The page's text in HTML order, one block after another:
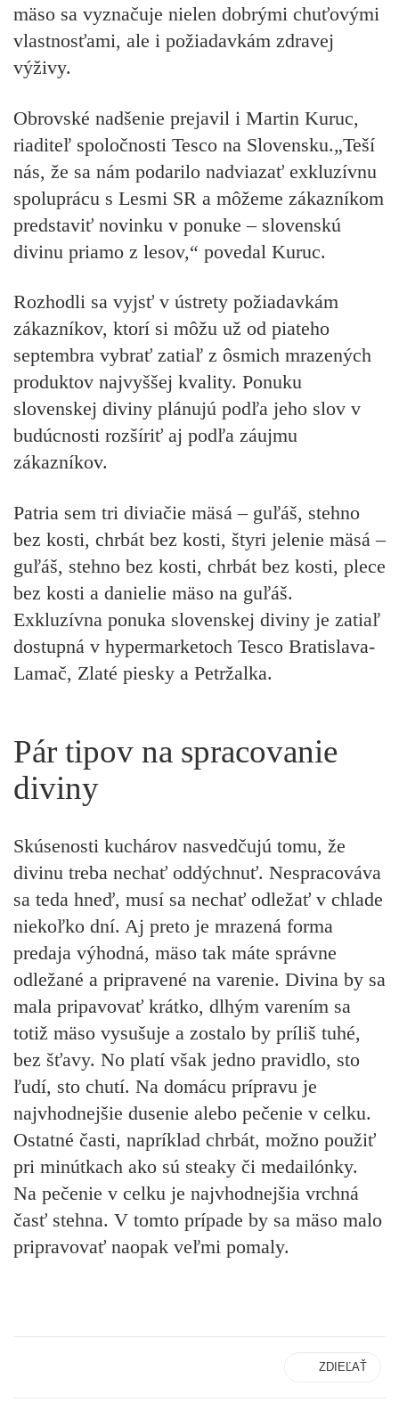
mäso sa vyznačuje nielen dobrými chuťovými
vlastnosťami, ale i požiadavkám zdravej
výživy.
Obrovské nadšenie prejavil i Martin Kuruc,
riaditeľ spoločnosti Tesco na Slovensku.„Teší
nás, že sa nám podarilo nadviazať exkluzívnu
spoluprácu s Lesmi SR a môžeme zákazníkom
predstaviť novinku v ponuke – slovenskú
divinu priamo z lesov,“ povedal Kuruc.
Rozhodli sa vyjsť v ústrety požiadavkám
zákazníkov, ktorí si môžu už od piateho
septembra vybrať zatiaľ z ôsmich mrazených
produktov najvyššej kvality. Ponuku
slovenskej diviny plánujú podľa jeho slov v
budúcnosti rozšíriť aj podľa záujmu
zákazníkov.
Patria sem tri diviačie mäsá – guľáš, stehno
bez kosti, chrbát bez kosti, štyri jelenie mäsá –
guľáš, stehno bez kosti, chrbát bez kosti, plece
bez kosti a danielie mäso na guľáš.
Exkluzívna ponuka slovenskej diviny je zatiaľ
dostupná v hypermarketoch Tesco Bratislava-
Lamač, Zlaté piesky a Petržalka.
Pár tipov na spracovanie
diviny
Skúsenosti kuchárov nasvedčujú tomu, že
divinu treba nechať oddýchnuť. Nespracováva
sa teda hneď, musí sa nechať odležať v chlade
niekoľko dní. Aj preto je mrazená forma
predaja výhodná, mäso tak máte správne
odležané a pripravené na varenie. Divina by sa
mala pripavovať krátko, dlhým varením sa
totiž mäso vysušuje a zostalo by príliš tuhé,
bez šťavy. No platí však jedno pravidlo, sto
ľudí, sto chutí. Na domácu prípravu je
najvhodnejšie dusenie alebo pečenie v celku.
Ostatné časti, napríklad chrbát, možno použiť
pri minútkach ako sú steaky či medailónky.
Na pečenie v celku je najvhodnejšia vrchná
časť stehna. V tomto prípade by sa mäso malo
pripravovať naopak veľmi pomaly.
ZDIEĽAŤ